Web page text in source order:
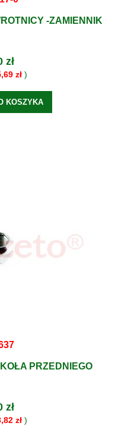
-ZAMIENNIK
zł
zł)
KOSZYKA
PRZEDNIEGO
zł
zł)